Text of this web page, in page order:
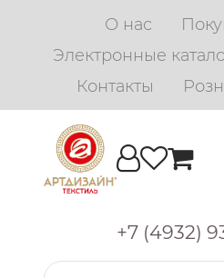
О нас
Электронные
Контакты
+7 (4932)